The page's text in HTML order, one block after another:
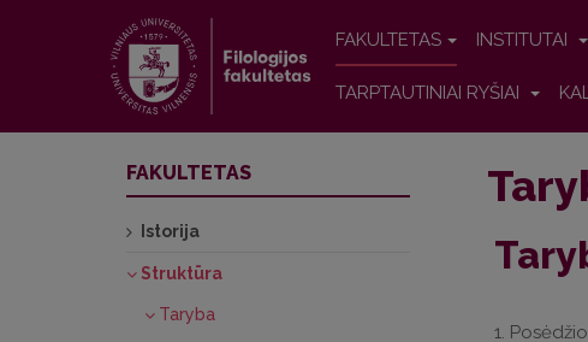
FAKULTETAS INSTITUTAI
TARPTAUTINIAI RYŠIAI
1.
FAKULTETAS
Istorija
Struktūra
Taryba